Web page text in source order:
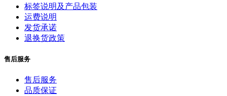
标签说明及产品包装
运费说明
发货承诺
退换货政策
售后服务
售后服务
品质保证